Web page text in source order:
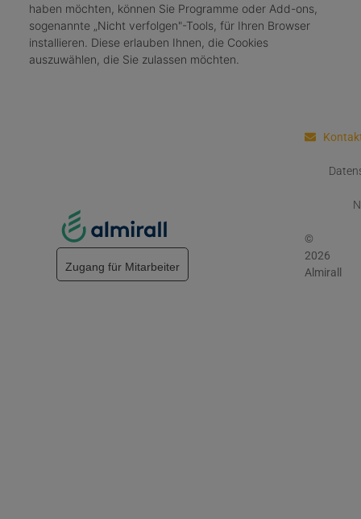
haben möchten, können Sie Programme oder Add-ons,
sogenannte „Nicht verfolgen"-Tools, für Ihren Browser
installieren. Diese erlauben Ihnen, die Cookies
auszuwählen, die Sie zulassen möchten.
Zugang für Mitarbeiter
©
2026
Almirall